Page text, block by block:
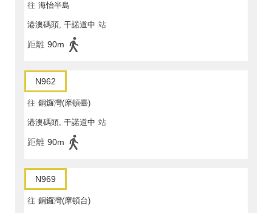
往 海怡半島
港澳碼頭, 干諾道中 站
距離 90m
N962
往 銅鑼灣(摩頓臺)
港澳碼頭, 干諾道中 站
距離 90m
N969
往 銅鑼灣(摩頓台)